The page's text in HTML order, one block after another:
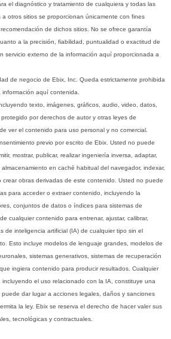
el diagnóstico y tratamiento de cualquiera y todas las
otros sitios se proporcionan únicamente con fines
de dichos sitios. No se ofrece garantía
a la precisión, fiabilidad, puntualidad o exactitud de
servicio externo de la información aquí proporcionada a
de negocio de Ebix, Inc. Queda estrictamente prohibida
información aquí contenida.
texto, imágenes, gráficos, audio, video, datos,
por derechos de autor y otras leyes de
ver el contenido para uso personal y no comercial.
previo por escrito de Ebix. Usted no puede
mostrar, publicar, realizar ingeniería inversa, adaptar,
en caché habitual del navegador, indexar,
crear obras derivadas de este contenido. Usted no puede
para acceder o extraer contenido, incluyendo la
conjuntos de datos o índices para sistemas de
cualquier contenido para entrenar, ajustar, calibrar,
de inteligencia artificial (IA) de cualquier tipo sin el
Esto incluye modelos de lenguaje grandes, modelos de
sistemas generativos, sistemas de recuperación
ingiera contenido para producir resultados. Cualquier
el uso relacionado con la IA, constituye una
dar lugar a acciones legales, daños y sanciones
la ley. Ebix se reserva el derecho de hacer valer sus
tecnológicas y contractuales.